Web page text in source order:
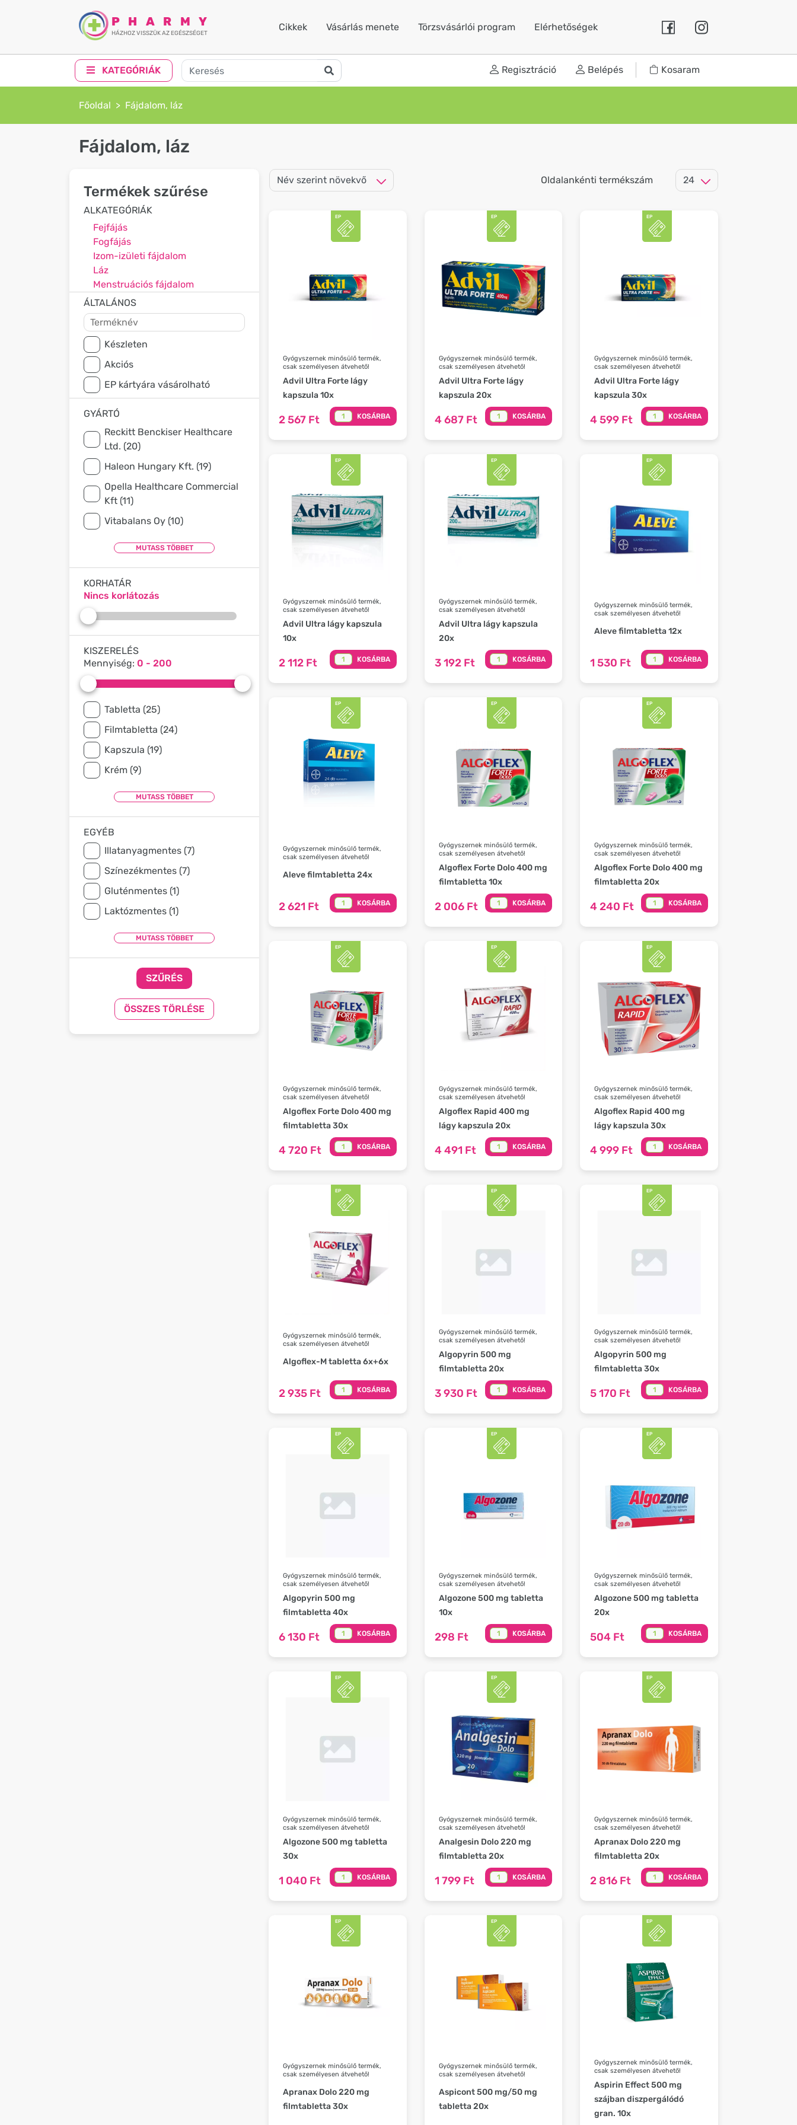
PHARMY
HÁZHOZ VISSZÜK AZ EGÉSZSÉGET
Cikkek Vásárlás menete Törzsvásárlói program Elérhetőségek
KATEGÓRIÁK Regisztráció Belépés Kosaram
Főoldal Fájdalom, láz
Fájdalom, láz
Termékek szűrése
ALKATEGÓRIÁK
Fejfájás
Fogfájás
Izom-izületi fájdalom
Láz
Menstruációs fájdalom
ÁLTALÁNOS
Készleten
Akciós
EP kártyára vásárolható
GYÁRTÓ
Reckitt Benckiser Healthcare
Ltd. (20)
Haleon Hungary Kft. (19)
Opella Healthcare Commercial
Kft (11)
Vitabalans Oy (10)
KORHATÁR
Nincs korlátozás
KISZERELÉS
Mennyiség: 0 - 200
Tabletta (25)
Filmtabletta (24)
Kapszula (19)
Krém (9)
EGYÉB
Illatanyagmentes (7)
Színezékmentes (7)
Gluténmentes (1)
Laktózmentes (1)
SZŰRÉS
ÖSSZES TÖRLÉSE
Oldalankénti termékszám
Gyógyszernek minősülő termék,
csak személyesen átvehető!
Advil Ultra Forte lágy
kapszula 10x
2 567 Ft KOSÁRBA
Gyógyszernek minősülő termék,
csak személyesen átvehető!
Advil Ultra Forte lágy
kapszula 20x
4 687 Ft KOSÁRBA
Gyógyszernek minősülő termék,
csak személyesen átvehető!
Advil Ultra Forte lágy
kapszula 30x
4 599 Ft KOSÁRBA
Gyógyszernek minősülő termék,
csak személyesen átvehető!
Advil Ultra lágy kapszula
10x
2 112 Ft KOSÁRBA
Gyógyszernek minősülő termék,
csak személyesen átvehető!
Advil Ultra lágy kapszula
20x
3 192 Ft KOSÁRBA
Gyógyszernek minősülő termék,
csak személyesen átvehető!
Aleve filmtabletta 12x
1 530 Ft KOSÁRBA
Gyógyszernek minősülő termék,
csak személyesen átvehető!
Aleve filmtabletta 24x
2 621 Ft KOSÁRBA
Gyógyszernek minősülő termék,
csak személyesen átvehető!
Algoflex Forte Dolo 400 mg
filmtabletta 10x
2 006 Ft KOSÁRBA
Gyógyszernek minősülő termék,
csak személyesen átvehető!
Algoflex Forte Dolo 400 mg
filmtabletta 20x
4 240 Ft KOSÁRBA
Gyógyszernek minősülő termék,
csak személyesen átvehető!
Algoflex Forte Dolo 400 mg
filmtabletta 30x
4 720 Ft KOSÁRBA
Gyógyszernek minősülő termék,
csak személyesen átvehető!
Algoflex Rapid 400 mg
lágy kapszula 20x
4 491 Ft KOSÁRBA
Gyógyszernek minősülő termék,
csak személyesen átvehető!
Algoflex Rapid 400 mg
lágy kapszula 30x
4 999 Ft KOSÁRBA
Gyógyszernek minősülő termék,
csak személyesen átvehető!
Algoflex-M tabletta 6x+6x
2 935 Ft KOSÁRBA
Gyógyszernek minősülő termék,
csak személyesen átvehető!
Algopyrin 500 mg
filmtabletta 20x
3 930 Ft KOSÁRBA
Gyógyszernek minősülő termék,
csak személyesen átvehető!
Algopyrin 500 mg
filmtabletta 30x
5 170 Ft KOSÁRBA
Gyógyszernek minősülő termék,
csak személyesen átvehető!
Algopyrin 500 mg
filmtabletta 40x
6 130 Ft KOSÁRBA
Gyógyszernek minősülő termék,
csak személyesen átvehető!
Algozone 500 mg tabletta
10x
298 Ft KOSÁRBA
Gyógyszernek minősülő termék,
csak személyesen átvehető!
Algozone 500 mg tabletta
20x
504 Ft KOSÁRBA
Gyógyszernek minősülő termék,
csak személyesen átvehető!
Algozone 500 mg tabletta
30x
1 040 Ft KOSÁRBA
Gyógyszernek minősülő termék,
csak személyesen átvehető!
Analgesin Dolo 220 mg
filmtabletta 20x
1 799 Ft KOSÁRBA
Gyógyszernek minősülő termék,
csak személyesen átvehető!
Apranax Dolo 220 mg
filmtabletta 20x
2 816 Ft KOSÁRBA
Gyógyszernek minősülő termék,
csak személyesen átvehető!
Apranax Dolo 220 mg
filmtabletta 30x
Gyógyszernek minősülő termék,
csak személyesen átvehető!
Aspicont 500 mg/50 mg
tabletta 20x
Gyógyszernek minősülő termék,
csak személyesen átvehető!
Aspirin Effect 500 mg
szájban diszpergálódó
gran. 10x